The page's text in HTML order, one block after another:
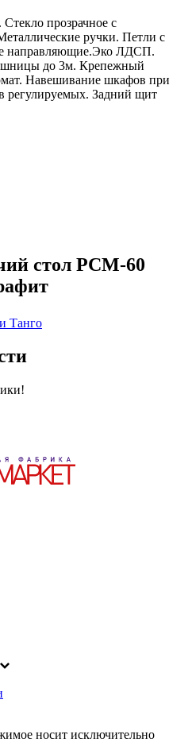
прозрачное с
ручки. Петли с
направляющие.Эко ЛДСП.
до 3м. Крепежный
Навешивание шкафов при
регулируемых. Задний щит
стол РСМ-60
Танго
носит исключительно